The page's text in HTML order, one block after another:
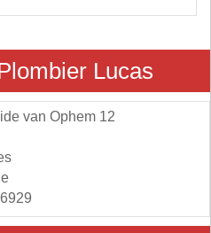
Lucas
van Ophem 12